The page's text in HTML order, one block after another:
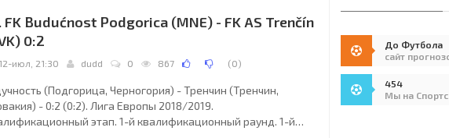
FK Budućnost Podgorica (MNE) - FK AS Trenčín
0:2
12-июл, 21:30 dudd 0 867 (0)
(Подгорица, Черногория) - Тренчин (Тренчин,
- 0:2 (0:2). Лига Европы 2018/2019.
этап. 1-й квалификационный раунд. 1-й
До Футбола
сайт
454
Мы на